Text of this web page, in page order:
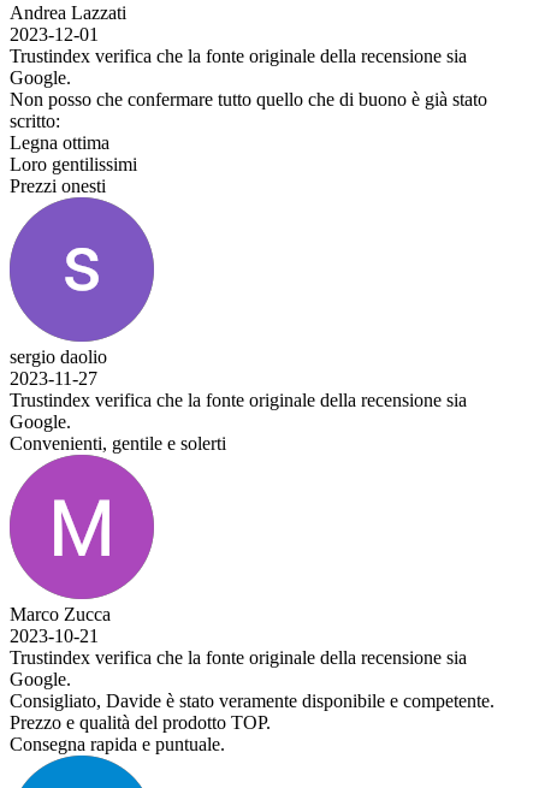
Andrea Lazzati
2023-12-01
Trustindex verifica che la fonte originale della recensione sia
Google.
Non posso che confermare tutto quello che di buono è già stato
scritto:
Legna ottima
Loro gentilissimi
Prezzi onesti
sergio daolio
2023-11-27
Trustindex verifica che la fonte originale della recensione sia
Google.
Convenienti, gentile e solerti
Marco Zucca
2023-10-21
Trustindex verifica che la fonte originale della recensione sia
Google.
Consigliato, Davide è stato veramente disponibile e competente.
Prezzo e qualità del prodotto TOP.
Consegna rapida e puntuale.